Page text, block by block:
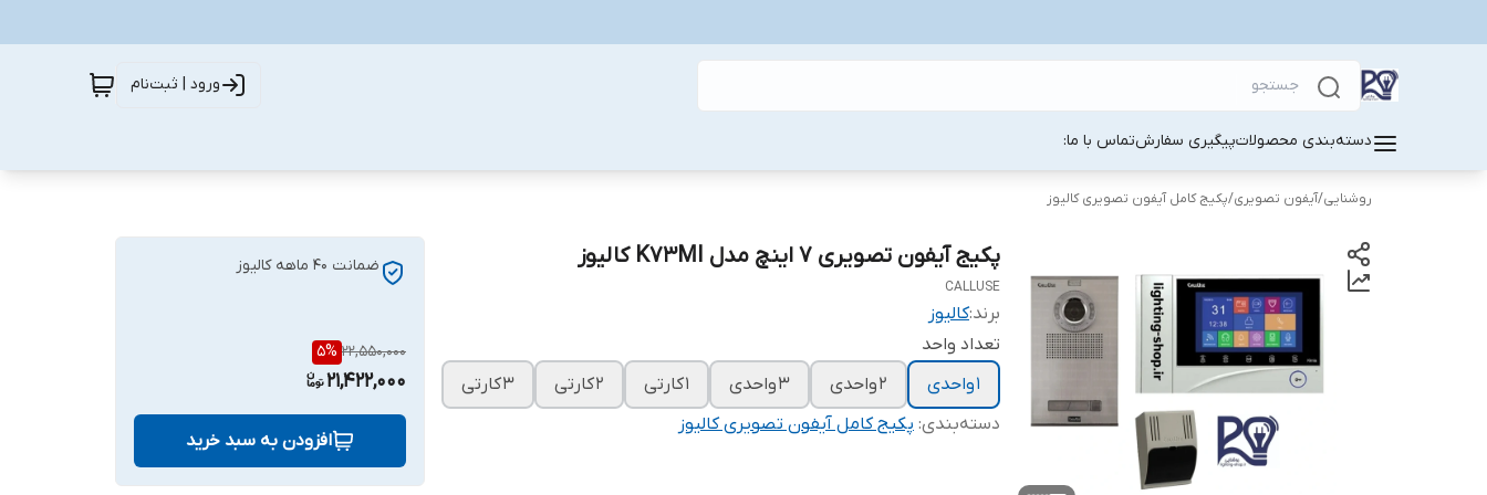
ورود | ثبت‌نام
دسته‌بندی محصولاتپیگیری سفارشتماس با ما:
روشنایی/آیفون تصویری/پکیج کامل آیفون تصویری کالیوز
پکیج آیفون تصویری 7 اینچ مدل K73MI کالیوز
CALLUSE
برند:کالیوز
تعداد واحد
1 واحدی
2 واحدی 3 واحدی 1 کارتی 2 کارتی
3 کارتی
دسته‌بندی: پکیج کامل آیفون تصویری کالیوز
ضمانت ۴۰ ماهه کالیوز
22,550,000
5%
21,422,000
افزودن به سبد خرید